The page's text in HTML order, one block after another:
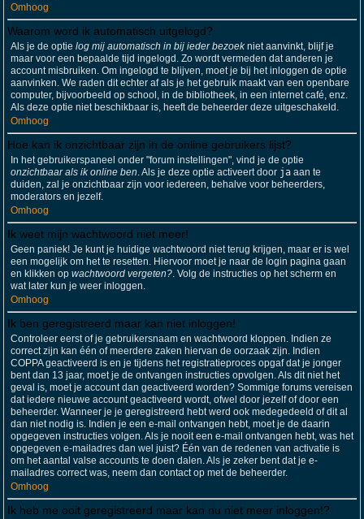
Omhoog
Waarom word ik automatisch uitgelogd?
Als je de optie log mij automatisch in bij ieder bezoekniet aanvinkt, blijf je
maar voor een bepaalde tijd ingelogd. Zo wordt vermeden dat anderen je
account misbruiken. Om ingelogd te blijven, moet je bij het inloggen de optie
aanvinken. We raden dit echter af als je het gebruik maakt van een openbare
computer, bijvoorbeeld op school, in de bibliotheek, in een internet café, enz.
Als deze optie niet beschikbaar is, heeft de beheerder deze uitgeschakeld.
Omhoog
Hoe kan ik onzichtbaar zijn in de online gebruikers lijst?
In het gebruikerspaneel onder "forum instellingen", vind je de optie
onzichtbaar als ik online ben. Als je deze optie activeert door ja aan te
duiden, zal je onzichtbaar zijn voor iedereen, behalve voor beheerders,
moderators en jezelf.
Omhoog
Ik weet mijn wachtwoord niet meer!
Geen paniek! Je kunt je huidige wachtwoord niet terug krijgen, maar er is wel
een mogelijk om het te resetten. Hiervoor moet je naar de login pagina gaan
en klikken op wachtwoord vergeten?. Volg de instructies op het scherm en
wat later kun je weer inloggen.
Omhoog
Ik ben geregistreerd maar kan niet inloggen!
Controleer eerst of je gebruikersnaam en wachtwoord kloppen. Indien ze
correct zijn kan één of meerdere zaken hiervan de oorzaak zijn. Indien
COPPA geactiveerd is en je tijdens het registratieproces opgaf dat je jonger
bent dan 13 jaar, moet je de ontvangen instructies opvolgen. Als dit niet het
geval is, moet je account dan geactiveerd worden? Sommige forums vereisen
dat iedere nieuwe account geactiveerd wordt, ofwel door jezelf of door een
beheerder. Wanneer je je geregistreerd hebt werd ook medegedeeld of dit al
dan niet nodig is. Indien je een e-mail ontvangen hebt, moet je de daarin
opgegeven instructies volgen. Als je nooit een e-mail ontvangen hebt, was het
opgegeven e-mailadres dan wel juist? Één van de redenen van activatie is
om het aantal valse accounts te doen dalen. Als je zeker bent dat je e-
mailadres correct was, neem dan contact op met de beheerder.
Omhoog
Ik heb me ooit geregistreerd maar kan nu niet meer inloggen!?